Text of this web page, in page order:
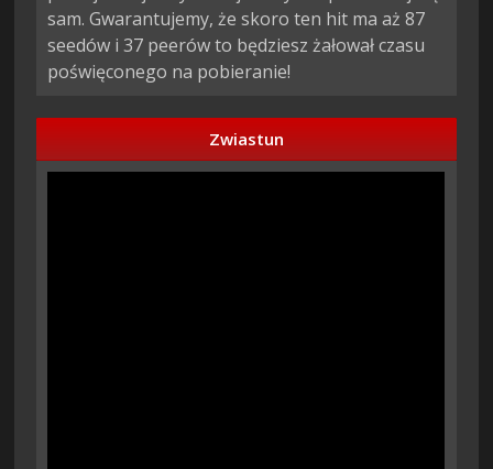
sam. Gwarantujemy, że skoro ten hit ma aż 87
seedów i 37 peerów to będziesz żałował czasu
poświęconego na pobieranie!
Zwiastun